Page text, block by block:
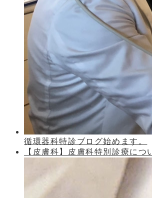
循環器科特診ブログ始めます。
【皮膚科】皮膚科特別診療につ